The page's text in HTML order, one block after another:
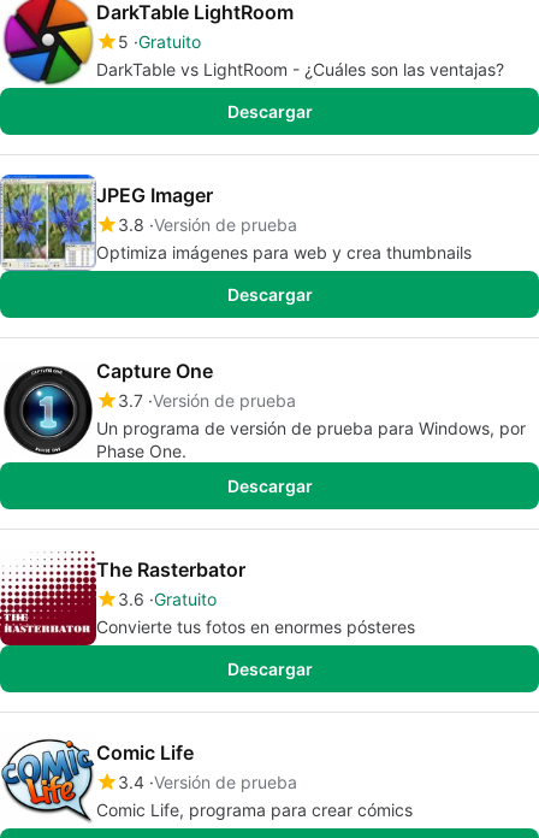
DarkTable LightRoom
5 Gratuito
DarkTable vs LightRoom - ¿Cuáles son las ventajas?
Descargar
JPEG Imager
3.8 Versión de prueba
Optimiza imágenes para web y crea thumbnails
Descargar
Capture One
3.7 Versión de prueba
Un programa de versión de prueba para Windows, por
Phase One.
Descargar
The Rasterbator
3.6 Gratuito
Convierte tus fotos en enormes pósteres
Descargar
Comic Life
3.4 Versión de prueba
Comic Life, programa para crear cómics